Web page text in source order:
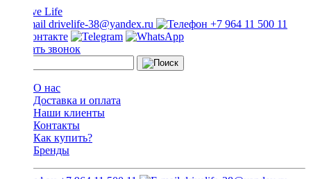
drivelife-38@yandex.ru +7 964 11 500 11
Заказать звонок
О нас
Доставка и оплата
Наши клиенты
Контакты
Как купить?
Бренды